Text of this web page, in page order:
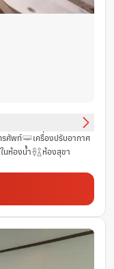
รศัพท์
เครื่องปรับอากาศ
นห้องน้ำ
ห้องสุขา
าการภูมิแพ้น้อย
โต๊ะอาหาร
ถเข้าถึงได้ในพื้นที่
น้ำดื่มบรรจุขวด (ฟรี)
หรี่ พื้นที่นั่งเล่น